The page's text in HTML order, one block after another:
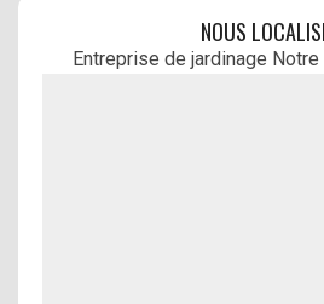
NOUS
Entreprise de jardinage